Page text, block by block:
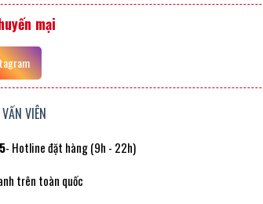
mại
VIÊN
- Hotline đặt hàng (9h - 22h)
trên toàn quốc